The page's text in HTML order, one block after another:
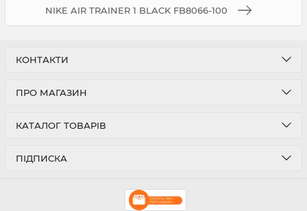
NIKE AIR TRAINER 1 BLACK FB8066-100
КОНТАКТИ
ПРО МАГАЗИН
КАТАЛОГ ТОВАРІВ
ПІДПИСКА